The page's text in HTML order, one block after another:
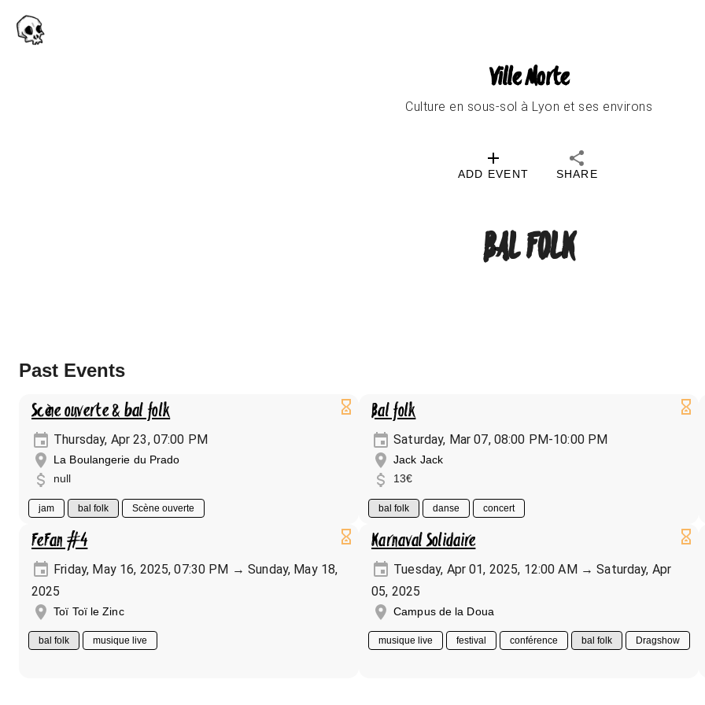
Ville Morte
Culture en sous-sol à Lyon et ses environs
ADD EVENT SHARE
BAL FOLK
Past Events
Scène ouverte & bal folk
Thursday, Apr 23, 07:00 PM
La Boulangerie du Prado
null
jam bal folk Scène ouverte
Bal folk
Saturday, Mar 07, 08:00 PM-10:00 PM
Jack Jack
13€
bal folk danse concert
FeFan #4
Friday, May 16, 2025, 07:30 PM → Sunday, May 18,
2025
Toï Toï le Zinc
bal folk musique live
Karnaval Solidaire
Tuesday, Apr 01, 2025, 12:00 AM → Saturday, Apr
05, 2025
Campus de la Doua
musique live festival conférence bal folk Dragshow